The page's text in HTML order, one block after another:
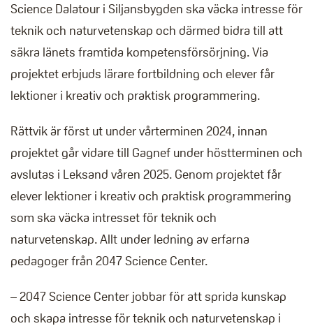
Science Dalatour i Siljansbygden ska väcka intresse för
teknik och naturvetenskap och därmed bidra till att
säkra länets framtida kompetensförsörjning. Via
projektet erbjuds lärare fortbildning och elever får
lektioner i kreativ och praktisk programmering.
Rättvik är först ut under vårterminen 2024, innan
projektet går vidare till Gagnef under höstterminen och
avslutas i Leksand våren 2025. Genom projektet får
elever lektioner i kreativ och praktisk programmering
som ska väcka intresset för teknik och
naturvetenskap. Allt under ledning av erfarna
pedagoger från 2047 Science Center.
– 2047 Science Center jobbar för att sprida kunskap
och skapa intresse för teknik och naturvetenskap i